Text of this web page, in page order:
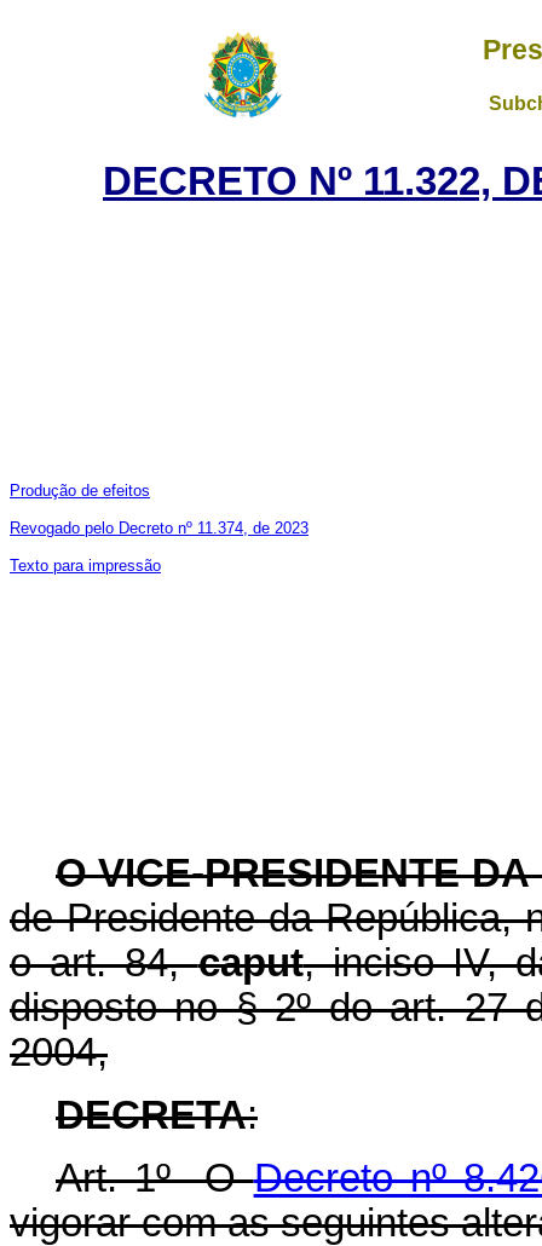
DECRETO Nº 11.322,
Produção de efeitos
Revogado pelo Decreto nº 11.374, de 2023
Texto para impressão
O VICE-PRESIDENTE
de Presidente da República,
o art. 84,caput, inciso IV,
disposto no § 2º do art. 27
2004,
DECRETA:
Art. 1º ODecreto nº
vigorar com as seguintes